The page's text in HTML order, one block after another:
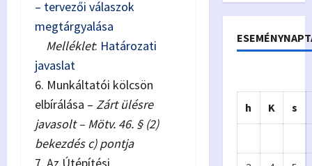
– tervezői válaszok
megtárgyalása
Melléklet: Határozati
javaslat
6. Munkáltatói kölcsön
elbírálása – Zárt ülésre
javasolt – Mötv. 46. § (2)
bekezdés c) pontja
h K s